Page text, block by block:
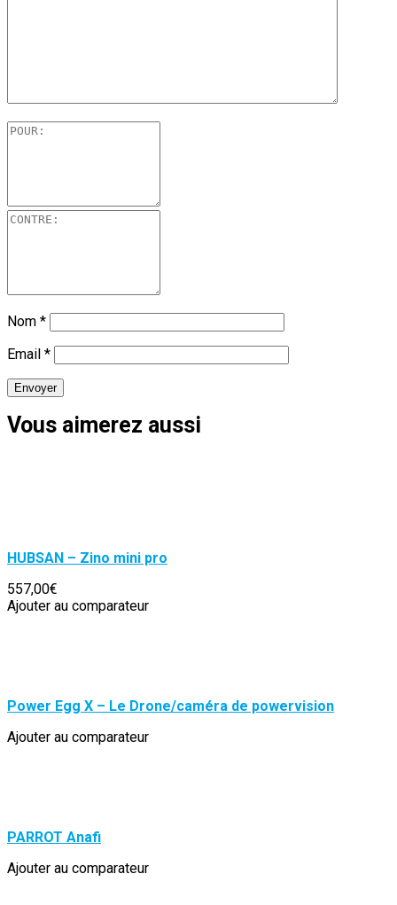
Nom *
Email *
Vous aimerez aussi
HUBSAN – Zino mini pro
557,00€
Ajouter au comparateur
Power Egg X – Le Drone/caméra de powervision
Ajouter au comparateur
PARROT Anafi
Ajouter au comparateur